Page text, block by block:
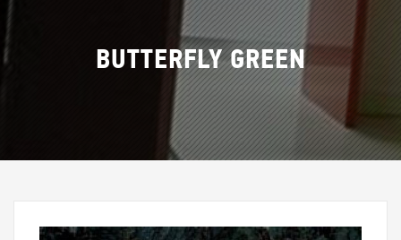
BUTTERFLY GREEN